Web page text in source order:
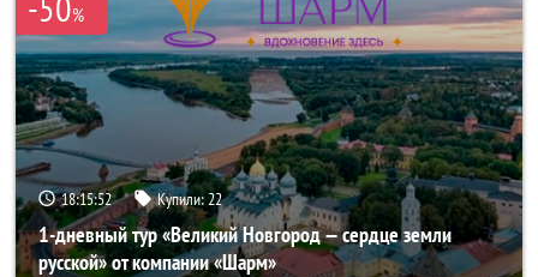
%
18:15:51 Купили: 22
1-дневный тур «Великий Новгород — сердце земли
русской» от компании «Шарм»